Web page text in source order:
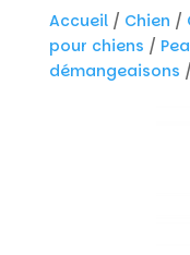
Accueil/ Chien /
pour chiens /
démangeaisons